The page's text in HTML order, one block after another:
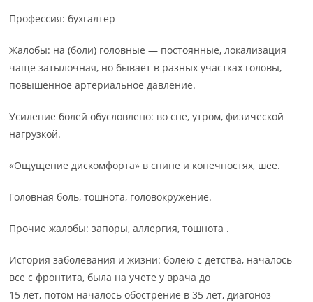
Профессия: бухгалтер
Жалобы: на (боли) головные — постоянные, локализация
чаще затылочная, но бывает в разных участках головы,
повышенное артериальное давление.
Усиление болей обусловлено: во сне, утром, физической
нагрузкой.
«Ощущение дискомфорта» в спине и конечностях, шее.
Головная боль, тошнота, головокружение.
Прочие жалобы: запоры, аллергия, тошнота .
История заболевания и жизни: болею с детства, началось
все с фронтита, была на учете у врача до
15 лет, потом началось обострение в 35 лет, диагоноз